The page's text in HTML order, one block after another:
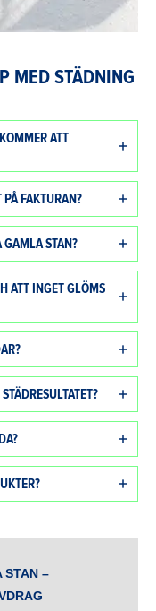
MED STÄDNING
ATT
FAKTURAN?
STAN?
ATT INGET GLÖMS
STAN –